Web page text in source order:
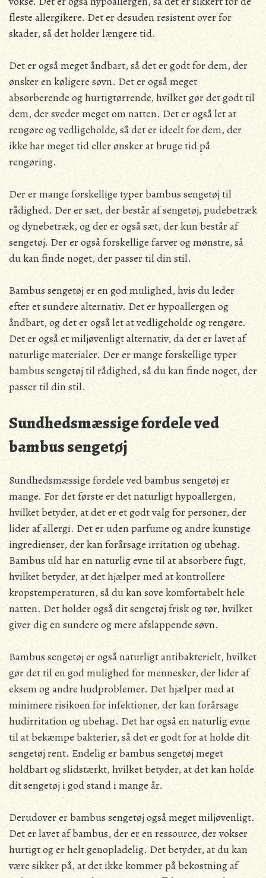
fleste allergikere. Det er desuden resistent over for
skader, så det holder længere tid.
Det er også meget åndbart, så det er godt for dem, der
ønsker en køligere søvn. Det er også meget
absorberende og hurtigtørrende, hvilket gør det godt til
dem, der sveder meget om natten. Det er også let at
rengøre og vedligeholde, så det er ideelt for dem, der
ikke har meget tid eller ønsker at bruge tid på
rengøring.
Der er mange forskellige typer bambus sengetøj til
rådighed. Der er sæt, der består af sengetøj, pudebetræk
og dynebetræk, og der er også sæt, der kun består af
sengetøj. Der er også forskellige farver og mønstre, så
du kan finde noget, der passer til din stil.
Bambus sengetøj er en god mulighed, hvis du leder
efter et sundere alternativ. Det er hypoallergen og
åndbart, og det er også let at vedligeholde og rengøre.
Det er også et miljøvenligt alternativ, da det er lavet af
naturlige materialer. Der er mange forskellige typer
bambus sengetøj til rådighed, så du kan finde noget, der
passer til din stil.
Sundhedsmæssige fordele ved
bambus sengetøj
Sundhedsmæssige fordele ved bambus sengetøj er
mange. For det første er det naturligt hypoallergen,
hvilket betyder, at det er et godt valg for personer, der
lider af allergi. Det er uden parfume og andre kunstige
ingredienser, der kan forårsage irritation og ubehag.
Bambus uld har en naturlig evne til at absorbere fugt,
hvilket betyder, at det hjælper med at kontrollere
kropstemperaturen, så du kan sove komfortabelt hele
natten. Det holder også dit sengetøj frisk og tør, hvilket
giver dig en sundere og mere afslappende søvn.
Bambus sengetøj er også naturligt antibakterielt, hvilket
gør det til en god mulighed for mennesker, der lider af
eksem og andre hudproblemer. Det hjælper med at
minimere risikoen for infektioner, der kan forårsage
hudirritation og ubehag. Det har også en naturlig evne
til at bekæmpe bakterier, så det er godt for at holde dit
sengetøj rent. Endelig er bambus sengetøj meget
holdbart og slidstærkt, hvilket betyder, at det kan holde
dit sengetøj i god stand i mange år.
Derudover er bambus sengetøj også meget miljøvenligt.
Det er lavet af bambus, der er en ressource, der vokser
hurtigt og er helt genopladelig. Det betyder, at du kan
være sikker på, at det ikke kommer på bekostning af